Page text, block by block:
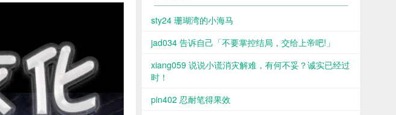
sty24 珊瑚湾的小海马
jad034 告诉自己「不要掌控结局，交给上帝吧!」
xiang059 说说小谎消灾解难，有何不妥？诚实已经过
时！
pin402 忍耐笔得果效